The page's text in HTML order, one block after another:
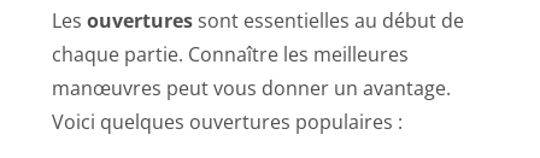
Lesouvertures sont essentielles au début de
chaque partie. Connaître les meilleures
manœuvres peut vous donner un avantage.
Voici quelques ouvertures populaires :